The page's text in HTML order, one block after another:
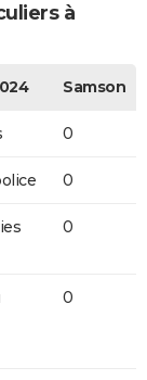
à
Samson
0
0
0
0